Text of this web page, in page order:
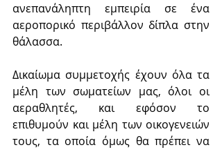
ανεπανάληπτη εμπειρία σε ένα
αεροπορικό περιβάλλον δίπλα στην
θάλασσα.
Δικαίωμα συμμετοχής έχουν όλα τα
μέλη των σωματείων μας, όλοι οι
αεραθλητές, και εφόσον το
επιθυμούν και μέλη των οικογενειών
τους, τα οποία όμως θα πρέπει να